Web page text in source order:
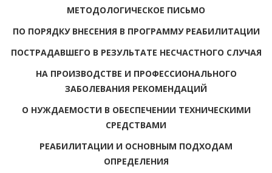
МЕТОДОЛОГИЧЕСКОЕ ПИСЬМО
ПО ПОРЯДКУ ВНЕСЕНИЯ В ПРОГРАММУ РЕАБИЛИТАЦИИ
ПОСТРАДАВШЕГО В РЕЗУЛЬТАТЕ НЕСЧАСТНОГО СЛУЧАЯ
НА ПРОИЗВОДСТВЕ И ПРОФЕССИОНАЛЬНОГО
ЗАБОЛЕВАНИЯ РЕКОМЕНДАЦИЙ
О НУЖДАЕМОСТИ В ОБЕСПЕЧЕНИИ ТЕХНИЧЕСКИМИ
СРЕДСТВАМИ
РЕАБИЛИТАЦИИ И ОСНОВНЫМ ПОДХОДАМ
ОПРЕДЕЛЕНИЯ